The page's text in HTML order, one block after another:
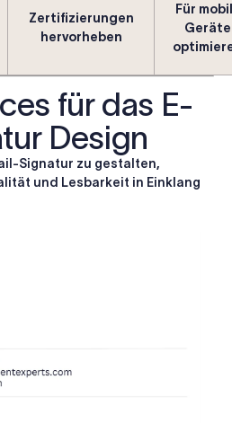
Zertifizierungen
hervorheben
Für
Geräte
für das E-
Design
Signatur zu gestalten,
und Lesbarkeit in Einklang